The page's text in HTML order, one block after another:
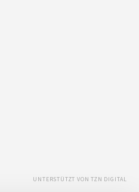
UNTERSTÜTZT VON TZN DIGITAL